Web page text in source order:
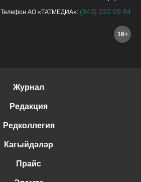
Телефон АО «ТАТМЕДИА»: (843) 222 09 84
16+
Журнал
Редакция
Редколлегия
Кагыйдәләр
Прайс